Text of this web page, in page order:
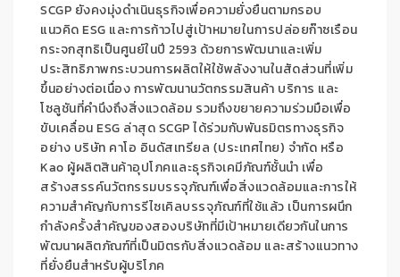
SCGP ยังคงมุ่งดำเนินธุรกิจเพื่อความยั่งยืนตามกรอบ
แนวคิดESG และการก้าวไปสู่เป้าหมายในการปล่อยก๊าซเรือน
กระจกสุทธิเป็นศูนย์ในปี 2593 ด้วยการพัฒนาและเพิ่ม
ประสิทธิภาพกระบวนการผลิตให้ใช้พลังงานในสัดส่วนที่เพิ่ม
ขึ้นอย่างต่อเนื่องการพัฒนานวัตกรรมสินค้า บริการ และ
โซลูชันที่คำนึงถึงสิ่งแวดล้อม รวมถึงขยายความร่วมมือเพื่อ
ขับเคลื่อนESG ล่าสุดSCGPได้ร่วมกับพันธมิตรทางธุรกิจ
อย่าง บริษัท คาโอ อินดัสเทรียล (ประเทศไทย) จำกัด หรือ
Kao ผู้ผลิตสินค้าอุปโภคและธุรกิจเคมีภัณฑ์ชั้นนำ เพื่อ
สร้างสรรค์นวัตกรรมบรรจุภัณฑ์เพื่อสิ่งแวดล้อมและการให้
ความสำคัญกับการรีไซเคิลบรรจุภัณฑ์ที่ใช้แล้ว เป็นการผนึก
กำลังครั้งสำคัญของสองบริษัทที่มีเป้าหมายเดียวกันในการ
พัฒนาผลิตภัณฑ์ที่เป็นมิตรกับสิ่งแวดล้อม และสร้างแนวทาง
ที่ยั่งยืนสำหรับผู้บริโภค